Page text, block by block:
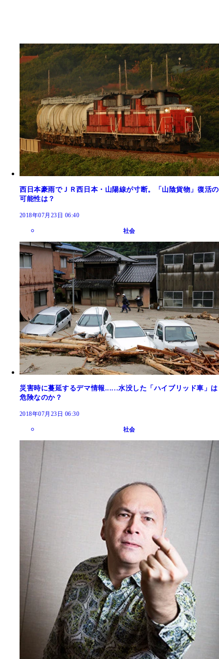
西日本豪雨でＪＲ西日本・山陽線が寸断。「山陰貨物」復活の
可能性は？
2018年07月23日 06:40
社会
災害時に蔓延するデマ情報......水没した「ハイブリッド車」は
危険なのか？
2018年07月23日 06:30
社会